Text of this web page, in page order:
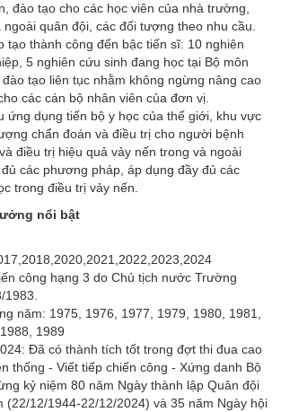
đào tạo cho các học viên của nhà trường,
quân đội, các đối tượng theo nhu cầu.
tạo thành công đến bậc tiến sĩ: 10 nghiên
5 nghiên cứu sinh đang học tại Bộ môn
tạo liên tục nhằm không ngừng nâng cao
các cán bộ nhân viên của đơn vị.
ứng dụng tiến bộ y học của thế giới, khu vực
chẩn đoán và điều trị cho người bệnh
điều trị hiệu quả vảy nến trong và ngoài
các phương pháp, áp dụng đầy đủ các
trong điều trị vảy nến.
nổi bật
công hạng 3 do Chủ tịch nước Trường
1983.
năm: 1975, 1976, 1977, 1979, 1980, 1981,
1989
Đã có thành tích tốt trong đợt thi đua cao
thống - Viết tiếp chiến công - Xứng danh Bộ
kỷ niệm 80 năm Ngày thành lập Quân đội
(22/12/1944-22/12/2024) và 35 năm Ngày hội